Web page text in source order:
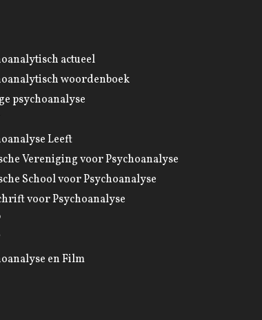
actueel
woordenboek
psychoanalyse
Leeft
Vereniging voor Psychoanalyse
School voor Psychoanalyse
voor Psychoanalyse
en Film